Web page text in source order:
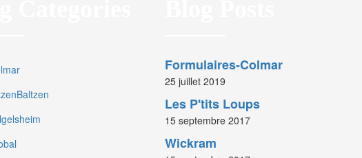
Formulaires-Colmar
25 juillet 2019
Les P'tits Loups
15 septembre 2017
Wickram